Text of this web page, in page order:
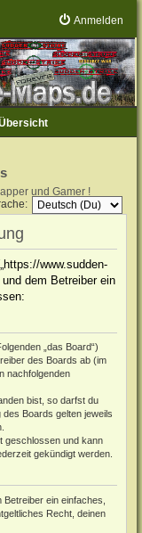
Anmelden
und Gamer !
www.sudden-
dem Betreiber ein
„das Board“)
des Boards ab (im
nachfolgenden
bist, so darfst du
Boards gelten jeweils
geschlossen und kann
gekündigt werden.
ein einfaches,
Recht, deinen